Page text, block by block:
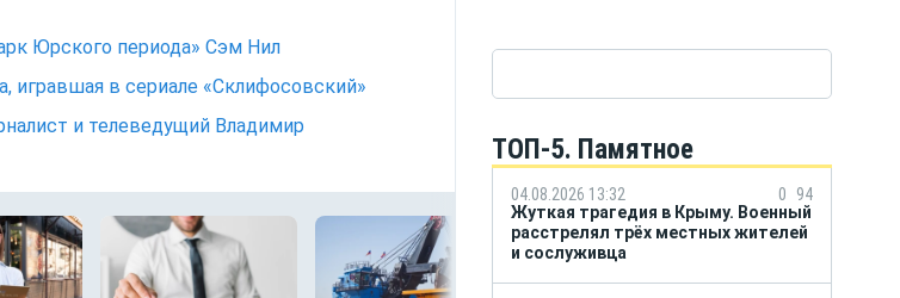
Юрского периода» Сэм Нил
игравшая в сериале «Склифосовский»
и телеведущий Владимир
ТОП-5. Памятное
04.08.2026 13:32 0
94
Жуткая трагедия в Крыму. Военный
расстрелял трёх местных жителей
и сослуживца